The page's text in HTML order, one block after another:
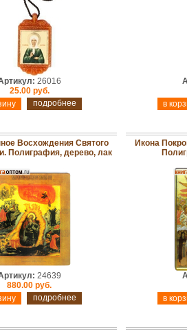
26016
25.00 руб.
подробнее
Восхождения Святого
Полиграфия, дерево, лак
24639
880.00 руб.
подробнее
Икона